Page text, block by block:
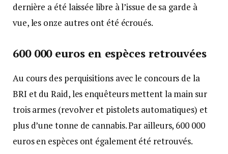
dernière a été laissée libre à l’issue de sa garde à
vue, les onze autres ont été écroués.
600 000 euros en espèces retrouvées
Au cours des perquisitions avec le concours de la
BRI et du Raid, les enquêteurs mettent la main sur
trois armes (revolver et pistolets automatiques) et
plus d’une tonne de cannabis. Par ailleurs, 600 000
euros en espèces ont également été retrouvés.